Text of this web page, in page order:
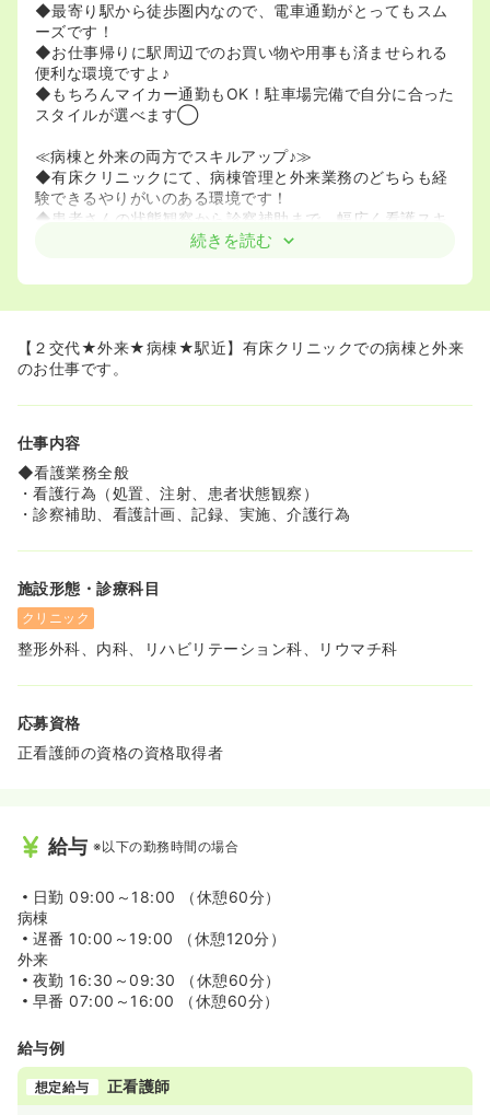
◆最寄り駅から徒歩圏内なので、電車通勤がとってもスム
ーズです！
◆お仕事帰りに駅周辺でのお買い物や用事も済ませられる
便利な環境ですよ♪
◆もちろんマイカー通勤もOK！駐車場完備で自分に合った
スタイルが選べます◯
≪病棟と外来の両方でスキルアップ♪≫
◆有床クリニックにて、病棟管理と外来業務のどちらも経
験できるやりがいのある環境です！
◆患者さんの状態観察から診察補助まで、幅広く看護スキ
ルを磨きたい方にピッタリです！
からのスタートで安心です！
◆法人が認めた場合、受講料を負担してくれる「資格取得
支援制度」があります！
学びたい意欲を全力でサポートしてくれます♪
する温かい職場です！
≪安定の待遇と福利厚生で長く働ける！≫
◆退職金制度もしっかり整っているため、腰を据えて長く
◆日勤帯は9:00スタート！朝の時間を有効に活用してから
◆賞与は年2回支給あり！日々の頑張りがしっかりと評価
される環境ですよ★
続きを読む
【２交代★外来★病棟★駅近】有床クリニックでの病棟と外来
のお仕事です。
仕事内容
◆看護業務全般
・看護行為（処置、注射、患者状態観察）
・診察補助、看護計画、記録、実施、介護行為
施設形態・診療科目
クリニック
整形外科、内科、リハビリテーション科、リウマチ科
応募資格
正看護師の資格の資格取得者
給与 ※以下の勤務時間の場合
日勤 09:00～18:00 （休憩60分）
病棟
遅番 10:00～19:00 （休憩120分）
外来
夜勤 16:30～09:30 （休憩60分）
早番 07:00～16:00 （休憩60分）
給与例
想定給与 正看護師